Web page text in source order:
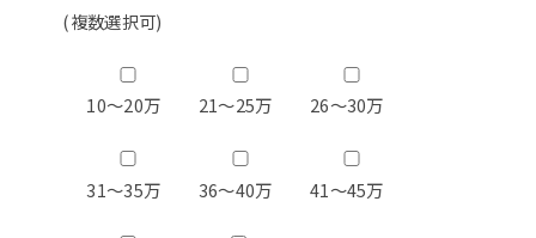
(複数選択可)
10～20万 21～25万 26～30万
31～35万 36～40万 41～45万